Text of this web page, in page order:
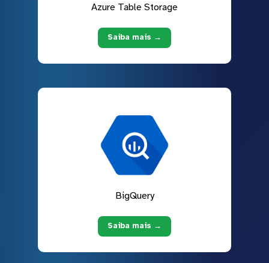
Azure Table Storage
Saiba mais →
BigQuery
Saiba mais →